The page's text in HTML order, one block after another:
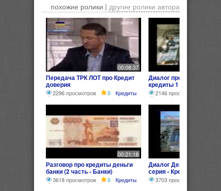
похожие ролики | другие ролики автора
00:08:37
Передача ТРК ЛОТ про Кредит
доверия
2296 просмотров 0 Кредиты
Диалог про деньги банки
кредиты 1
2146 просмотров
00:21:18
Разговор про кредиты деньги
банки (2 часть - Банки)
3618 просмотров 0 Кредиты
Диалог Деньги Банки
серия - Кредит)
3703 просмотра